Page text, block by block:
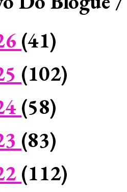
(41)
(102)
(58)
(83)
(112)